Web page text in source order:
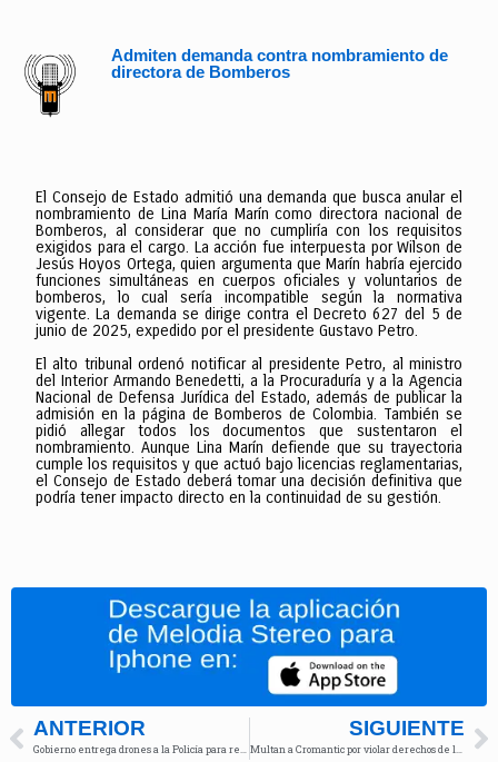
Admiten demanda contra nombramiento de
directora de Bomberos
El Consejo de Estado admitió una demanda que busca anular el
nombramiento de Lina María Marín como directora nacional de
Bomberos, al considerar que no cumpliría con los requisitos
exigidos para el cargo. La acción fue interpuesta por Wilson de
Jesús Hoyos Ortega, quien argumenta que Marín habría ejercido
funciones simultáneas en cuerpos oficiales y voluntarios de
bomberos, lo cual sería incompatible según la normativa
vigente. La demanda se dirige contra el Decreto 627 del 5 de
junio de 2025, expedido por el presidente Gustavo Petro.
El alto tribunal ordenó notificar al presidente Petro, al ministro
del Interior Armando Benedetti, a la Procuraduría y a la Agencia
Nacional de Defensa Jurídica del Estado, además de publicar la
admisión en la página de Bomberos de Colombia. También se
pidió allegar todos los documentos que sustentaron el
nombramiento. Aunque Lina Marín defiende que su trayectoria
cumple los requisitos y que actuó bajo licencias reglamentarias,
el Consejo de Estado deberá tomar una decisión definitiva que
podría tener impacto directo en la continuidad de su gestión.
ANTERIOR SIGUIENTE